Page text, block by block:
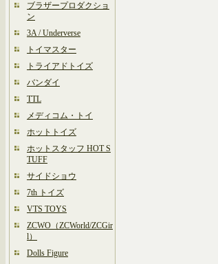
ブラザープロダクショ
ン
3A / Underverse
トイマスター
トライアドトイズ
バンダイ
TTL
メディコム・トイ
ホットトイズ
ホットスタッフ HOT S
TUFF
サイドショウ
7th トイズ
VTS TOYS
ZCWO（ZCWorld/ZCGir
l）
Dolls Figure